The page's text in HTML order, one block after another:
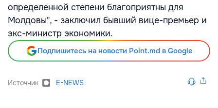
определенной степени благоприятны для
Молдовы", - заключил бывший вице-премьер и
экс-министр экономики.
Подпишитесь на новости Point.md в Google
Источник E-NEWS